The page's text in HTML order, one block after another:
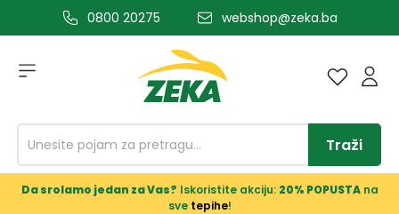
glavni sadržaj0800 20275 webshop@zeka.ba
Traži
Da srolamo jedan za Vas? Iskoristite akciju: 20% POPUSTAna
sve tepihe!